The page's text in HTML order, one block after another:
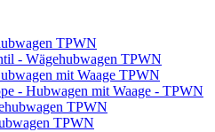
TPWN
- Wägehubwagen TPWN
mit Waage TPWN
- Hubwagen mit Waage - TPWN
TPWN
TPWN